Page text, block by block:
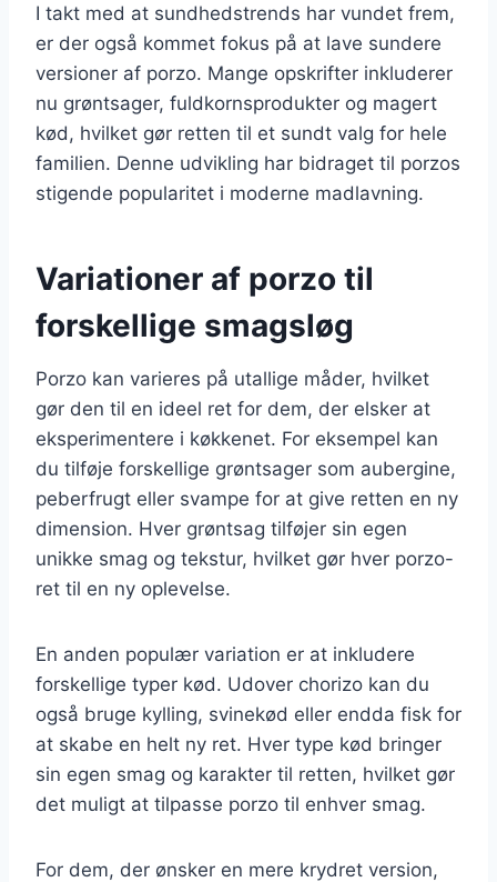
I takt med at sundhedstrends har vundet frem,
er der også kommet fokus på at lave sundere
versioner af porzo. Mange opskrifter inkluderer
nu grøntsager, fuldkornsprodukter og magert
kød, hvilket gør retten til et sundt valg for hele
familien. Denne udvikling har bidraget til porzos
stigende popularitet i moderne madlavning.
Variationer af porzo til
forskellige smagsløg
Porzo kan varieres på utallige måder, hvilket
gør den til en ideel ret for dem, der elsker at
eksperimentere i køkkenet. For eksempel kan
du tilføje forskellige grøntsager som aubergine,
peberfrugt eller svampe for at give retten en ny
dimension. Hver grøntsag tilføjer sin egen
unikke smag og tekstur, hvilket gør hver porzo-
ret til en ny oplevelse.
En anden populær variation er at inkludere
forskellige typer kød. Udover chorizo kan du
også bruge kylling, svinekød eller endda fisk for
at skabe en helt ny ret. Hver type kød bringer
sin egen smag og karakter til retten, hvilket gør
det muligt at tilpasse porzo til enhver smag.
For dem, der ønsker en mere krydret version,